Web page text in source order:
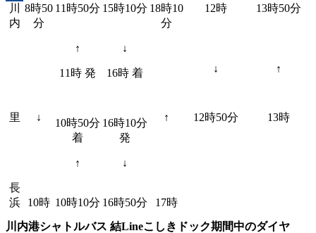
川
内
8時50
分
11時50分 15時10分 18時10
分
12時 13時50分
里 ↓
↑
11時 発
10時50分
着
↑
↓
16時 着
16時10分
発
↓
↑
↓
12時50分
↑
13時
長
浜
10時 10時10分 16時50分 17時
川内港シャトルバス 結Lineこしきドック期間中のダイヤ